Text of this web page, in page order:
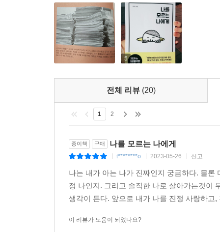
포근함, 쓸쓸함, 외로움, 울컥, 뭉클, 환희. 이런
아픔에 같이 아파하고, 기쁨에 같이 기뻐할 줄 아
이미 시작됐다. --- p.316~318
고민하며 답을 찾고 실행할 것인가, 아니면 흘러가
수 있는 일은 무엇일까?” “수많은 일 중에 왜 그
하면 억지로 강요할 수도 없다. 분명한 건 자신의
간이 지날수록 달라진다는 점이다. 자신의 정체성
는 점점 커진다. 청춘에게 권한다. 자신만의 ‘왜’
이다. 어디가 어떻게 비어 있다는 것을 알면 채워
는 어떤 사람이냐고, 무엇에 끌리느냐고, 너에게
하면서 자신의 내면을 깊숙이 들여다보자. 원하
겠느냐고 물어보자. 답을 찾고 정리하기는 쉽지
고 만다. 특별하지 않은 사람, 그저 그런 사람, 의
5
전체 리뷰 (20)
1 2
종이책 구매 나를 모르는 나에게
t********o 2023-05-26 신고
나는 내가 아는 나가 진짜인지 궁금하다. 물
정 나인지. 그리고 솔직한 나로 살아가는것이
생각이 든다. 앞으로 내가 나를 진정 사랑하
이 리뷰가 도움이 되었나요?